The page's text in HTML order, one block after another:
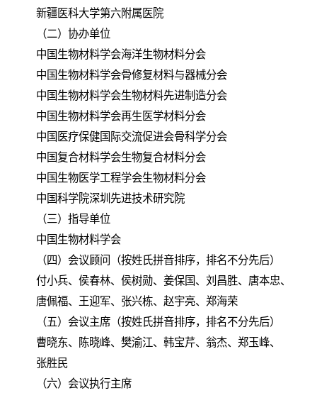
新疆医科大学第六附属医院
（二）协办单位
中国生物材料学会海洋生物材料分会
中国生物材料学会骨修复材料与器械分会
中国生物材料学会生物材料先进制造分会
中国生物材料学会再生医学材料分会
中国医疗保健国际交流促进会骨科学分会
中国复合材料学会生物复合材料分会
中国生物医学工程学会生物材料分会
中国科学院深圳先进技术研究院
（三）指导单位
中国生物材料学会
（四）会议顾问（按姓氏拼音排序，排名不分先后）
付小兵、侯春林、侯树勋、姜保国、刘昌胜、唐本忠、
唐佩福、王迎军、张兴栋、赵宇亮、郑海荣
（五）会议主席（按姓氏拼音排序，排名不分先后）
曹晓东、陈晓峰、樊渝江、韩宝芹、翁杰、郑玉峰、
张胜民
（六）会议执行主席